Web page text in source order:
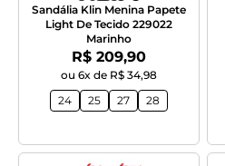
Sandália Klin Menina Papete
Light De Tecido 229022
Marinho
Por:
R$ 209,90
ou 6x de R$ 34,98
24
25 27 28